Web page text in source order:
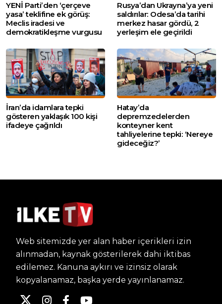
YENİ Parti’den ‘çerçeve
yasa’ teklifine ek görüş:
Meclis iradesi ve
demokratikleşme vurgusu
Rusya’dan Ukrayna’ya yeni
saldırılar: Odesa’da tarihi
merkez hasar gördü, 2
yerleşim ele geçirildi
İran’da idamlara tepki
gösteren yaklaşık 100 kişi
ifadeye çağrıldı
Hatay’da
depremzedelerden
konteyner kent
tahliyelerine tepki: ‘Nereye
gideceğiz?’
Web sitemizde yer alan haber içerikleri izin
alınmadan, kaynak gösterilerek dahi iktibas
edilemez. Kanuna aykırı ve izinsiz olarak
kopyalanamaz, başka yerde yayınlanamaz.